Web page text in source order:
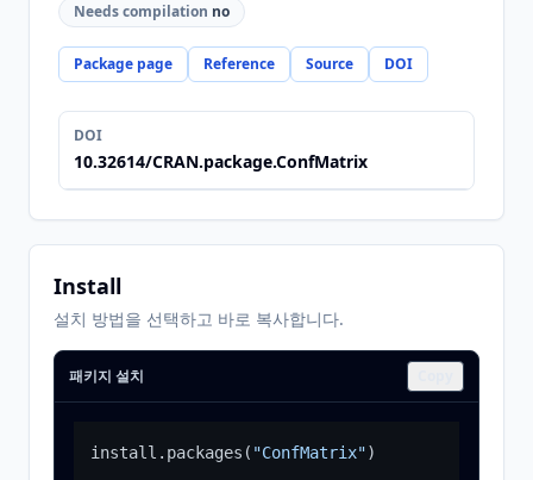
Needs compilation no
Package page Reference Source DOI
DOI
10.32614/CRAN.package.ConfMatrix
Install
설치 방법을 선택하고 바로 복사합니다.
패키지 설치
install.packages ( "ConfMatrix")